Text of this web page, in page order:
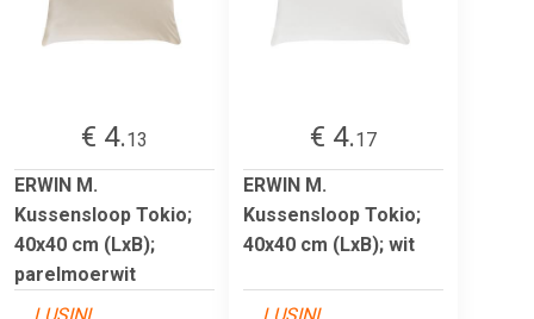
€ 4.13
ERWIN M.
Kussensloop Tokio;
40x40 cm (LxB);
parelmoerwit
€ 4.17
ERWIN M.
Kussensloop Tokio;
40x40 cm (LxB); wit